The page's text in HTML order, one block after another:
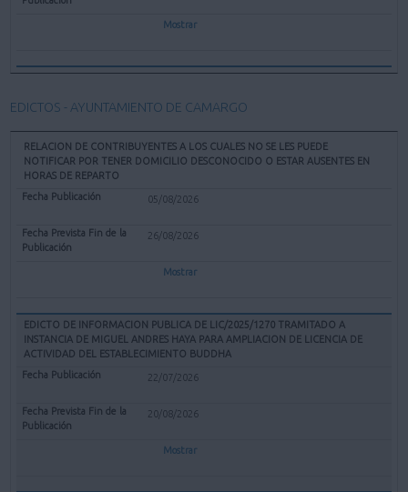
Mostrar
EDICTOS - AYUNTAMIENTO DE CAMARGO
RELACION DE CONTRIBUYENTES A LOS CUALES NO SE LES PUEDE
NOTIFICAR POR TENER DOMICILIO DESCONOCIDO O ESTAR AUSENTES EN
HORAS DE REPARTO
05/08/2026
26/08/2026
Mostrar
EDICTO DE INFORMACION PUBLICA DE LIC/2025/1270 TRAMITADO A
INSTANCIA DE MIGUEL ANDRES HAYA PARA AMPLIACION DE LICENCIA DE
ACTIVIDAD DEL ESTABLECIMIENTO BUDDHA
22/07/2026
20/08/2026
Mostrar